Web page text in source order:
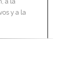
y a la